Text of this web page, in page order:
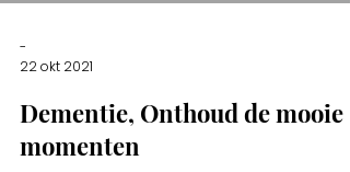
-
22 okt 2021
Dementie, Onthoud de mooie
momenten